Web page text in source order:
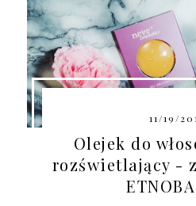
11/19/
Olejek do
rozświetlający -